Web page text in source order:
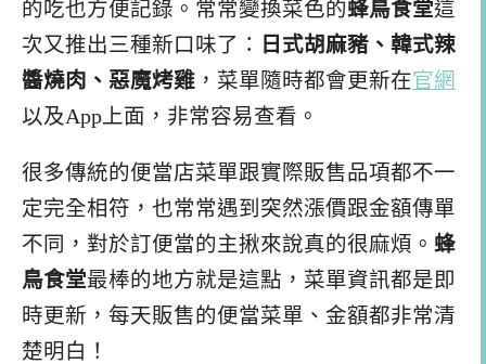
的吃也方便記錄。常常變換菜色的蜂鳥食堂這
次又推出三種新口味了：
日式胡麻豬、韓式辣
醬燒肉、惡魔烤雞 ，菜單隨時都會更新在官網
以及App上面，非常容易查看。
很多傳統的便當店菜單跟實際販售品項都不一
定完全相符，也常常遇到突然漲價跟金額傳單
不同，對於訂便當的主揪來說真的很麻煩。 蜂
鳥食堂最棒的地方就是這點，菜單資訊都是即
時更新，每天販售的便當菜單、金額都非常清
楚明白！